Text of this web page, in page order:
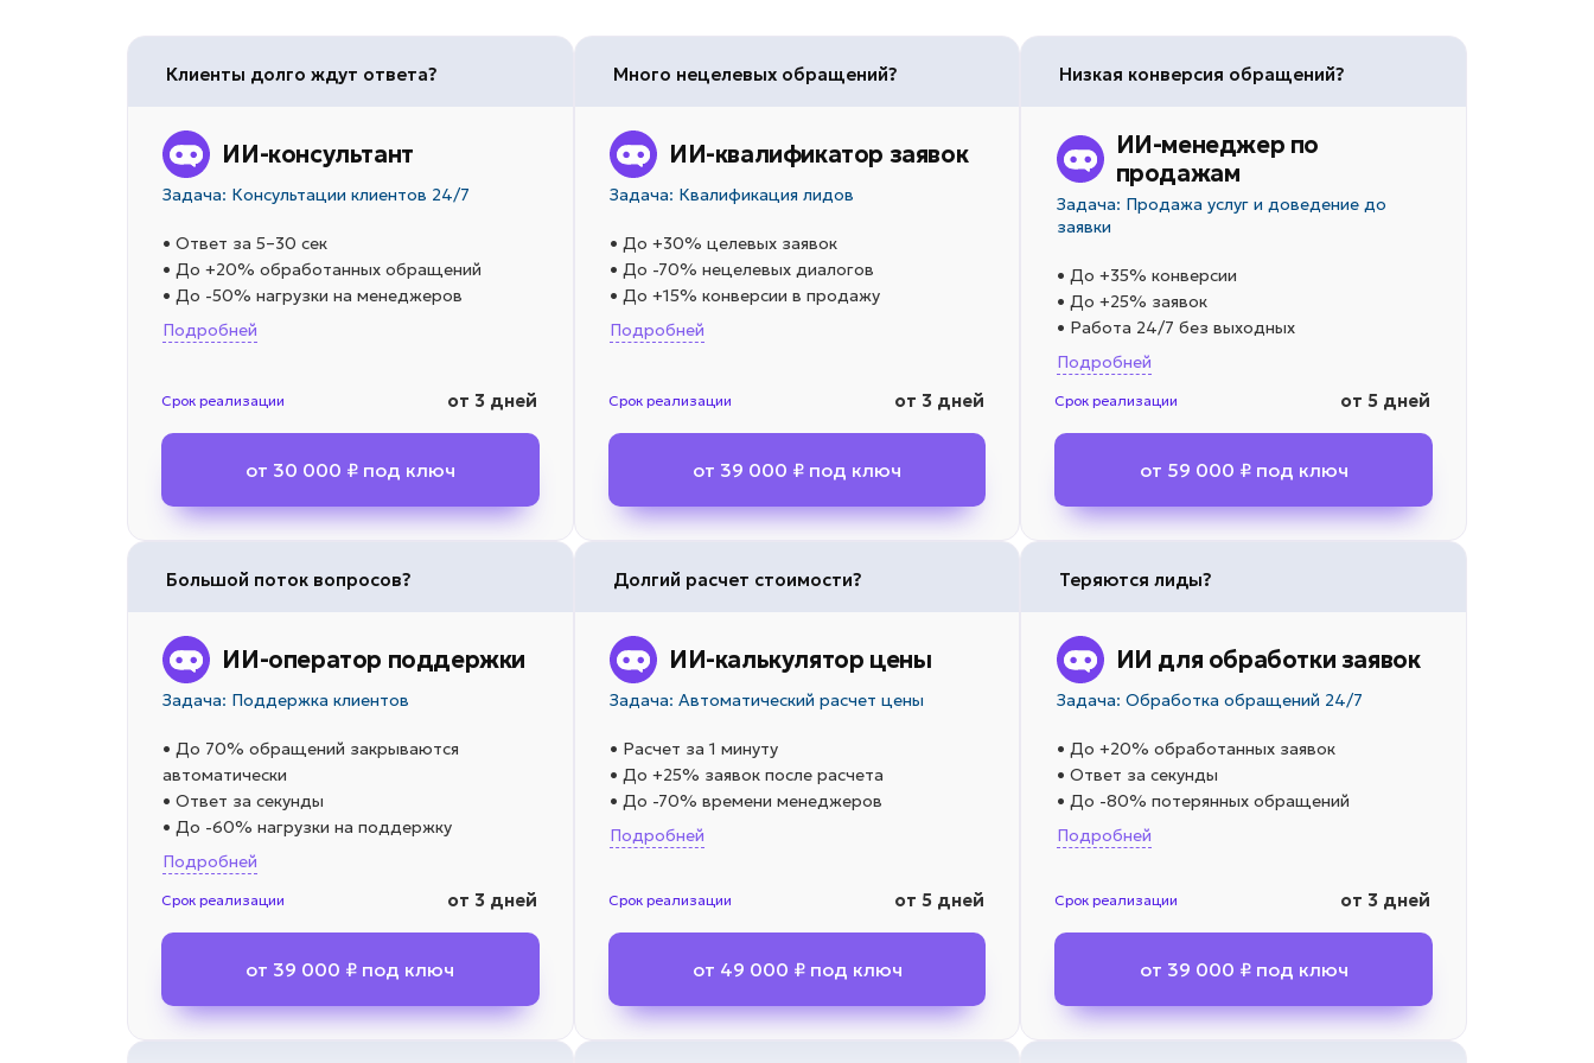
Клиенты долго ждут ответа?
ИИ-консультант
Задача: Консультации клиентов 24/7
• Ответ за 5–30 сек
• До +20% обработанных обращений
• До -50% нагрузки на менеджеров
Подробней
Срок реализации от 3 дней
от 30 000 ₽ под ключ
Много нецелевых обращений?
ИИ-квалификатор заявок
Задача: Квалификация лидов
• До +30% целевых заявок
• До -70% нецелевых диалогов
• До +15% конверсии в продажу
Подробней
Срок реализации от 3 дней
от 39 000 ₽ под ключ
Низкая конверсия обращений?
ИИ-менеджер по
продажам
Задача: Продажа услуг и доведение до
заявки
• До +35% конверсии
• До +25% заявок
• Работа 24/7 без выходных
Подробней
Срок реализации от 5 дней
от 59 000 ₽ под ключ
Большой поток вопросов?
ИИ-оператор поддержки
Задача: Поддержка клиентов
• До 70% обращений закрываются
автоматически
• Ответ за секунды
• До -60% нагрузки на поддержку
Подробней
Срок реализации от 3 дней
от 39 000 ₽ под ключ
Долгий расчет стоимости?
ИИ-калькулятор цены
Задача: Автоматический расчет цены
• Расчет за 1 минуту
• До +25% заявок после расчета
• До -70% времени менеджеров
Подробней
Срок реализации от 5 дней
от 49 000 ₽ под ключ
Теряются лиды?
ИИ для обработки заявок
Задача: Обработка обращений 24/7
• До +20% обработанных заявок
• Ответ за секунды
• До -80% потерянных обращений
Подробней
Срок реализации от 3 дней
от 39 000 ₽ под ключ